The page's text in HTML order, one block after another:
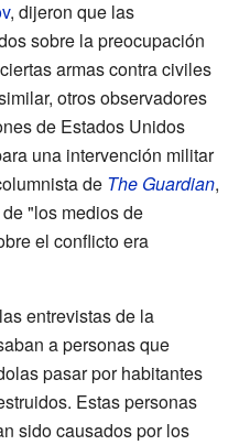
, dijeron que las
sobre la preocupación
armas contra civiles
otros observadores
de Estados Unidos
una intervención militar
de The Guardian,
"los medios de
el conflicto era
entrevistas de la
a personas que
pasar por habitantes
Estas personas
sido causados por los